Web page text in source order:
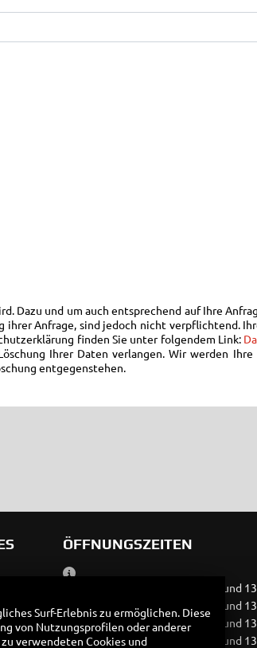
Dazu und um auch entsprechend auf Ihre
Anfrage, sind jedoch nicht verpflichtend.
finden Sie unter folgendem Link:
Ihrer Daten verlangen. Wir werden
entgegenstehen.
ÖFFNUNGSZEITEN
09:00 - 12:00 und
Dienstag:
09:00 - 12:00 und
Mittwoch:
09:00 - 12:00 und
Donnerstag:
09:00 - 12:00 und
Surf-Erlebnis zu ermöglichen. Diese
von Nutzungsprofilen oder anderer
verwendeten Cookies und